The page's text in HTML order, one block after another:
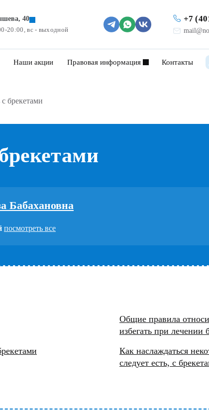
40
20:00, вс - выходной
+7
Наши акции Правовая информация Контакты
с брекетами
Бабахановна
посмотреть все
Общие правила
избегать при лечении
Как наслаждаться
следует есть, с